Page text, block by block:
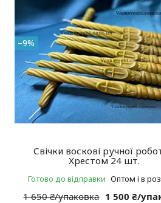
–9%
Свічки воскові ручної
Хрестом 24 шт.
Готово до відправки Оптом і в
1 650 ₴/упаковка 1 500 ₴/